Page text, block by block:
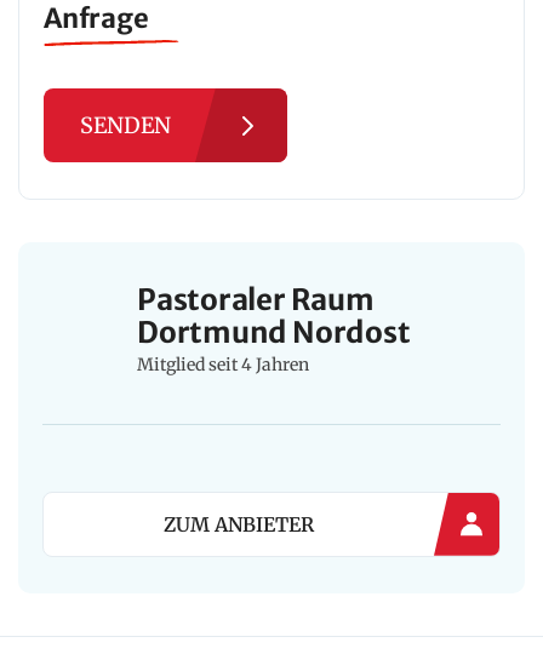
Anfrage
SENDEN
Pastoraler Raum
Dortmund Nordost
Mitglied seit 4 Jahren
ZUM ANBIETER